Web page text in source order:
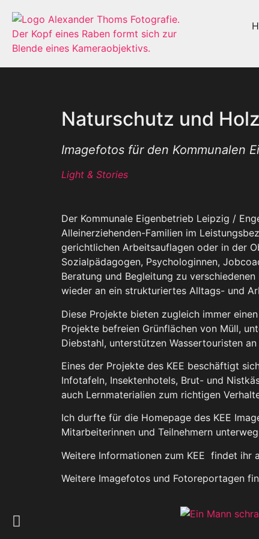
Naturschutz und
Imagefotos für den Kommunalen
Light & Stories
Der Kommunale Eigenbetrieb Leipzig /
Alleinerziehenden-Familien im
gerichtlichen Arbeitsauflagen oder in der
Sozialpädagogen, Psychologinnen,
Beratung und Begleitung zu
wieder an ein strukturiertes Alltags- und
Diese Projekte bieten zugleich immer
Projekte befreien Grünflächen von Müll,
Diebstahl, unterstützen Wassertouristen
Eines der Projekte des KEE beschäftigt
Infotafeln, Insektenhotels, Brut- und
auch Lernmaterialien zum richtigen
Ich durfte für die Homepage des KEE
Mitarbeiterinnen und Teilnehmern
Weitere Informationen zum KEE findet ihr
Weitere Imagefotos und Fotoreportagen